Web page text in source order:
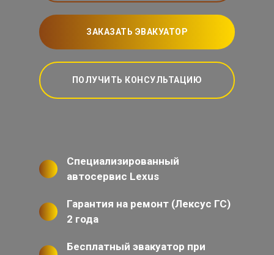
ЗАКАЗАТЬ ЭВАКУАТОР
ПОЛУЧИТЬ КОНСУЛЬТАЦИЮ
Специализированный
автосервис Lexus
Гарантия на ремонт (Лексус ГС)
2 года
Бесплатный эвакуатор при